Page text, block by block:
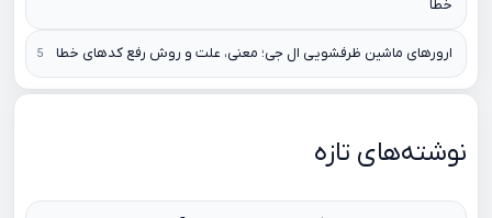
خطا
ارورهای ماشین ظرفشویی ال جی؛ معنی، علت و روش رفع کدهای خطا
نوشته‌های تازه